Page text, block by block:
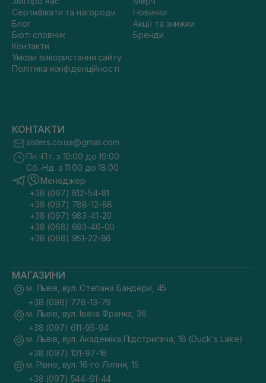
Сертифікати та нагороди
Блог
Бюті словник
Контакти
Умови використання сайту
Політика конфіденційності
Новинки
Акції та знижки
Бренди
КОНТАКТИ
sisters.co.ua@gmail.com
Пн.-Пт. з 10:00 до 19:00
Сб.-Нд. з 11:00 до 18:00
Менеджер
+38 (097) 612-54-81
+38 (097) 788-12-88
+38 (097) 983-41-20
+38 (068) 693-46-00
+38 (068) 951-22-86
МАГАЗИНИ
м. Львів, вул. Степана Бандери, 45
+38 (098) 778-13-79
м. Львів, вул. Івана Франка, 36
+38 (097) 611-95-94
м. Львів, вул. Академіка Підстригача, 1В (Duck's Lake)
+38 (097) 101-97-16
м. Рівне, вул. 16-го Липня, 15
+38 (097) 544-61-44